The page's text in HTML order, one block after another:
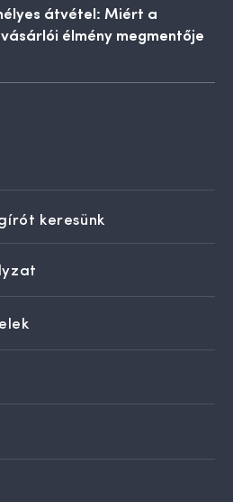
átvétel: Miért a
élmény megmentője
keresünk